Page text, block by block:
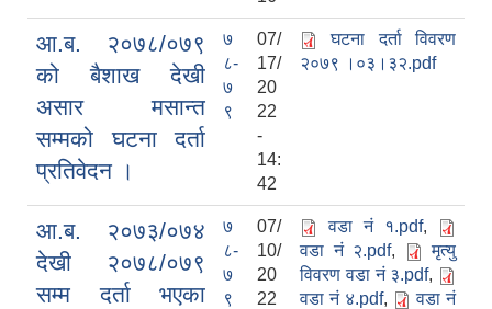
आ.ब. २०७८/०७९
को बैशाख देखी
असार मसान्त
सम्मको घटना दर्ता
प्रतिवेदन ।
७
८-
७
९
07/
17/
20
22
-
14:
42
घटना दर्ता विवरण
२०७९ ।०३।३२.pdf
आ.ब. २०७३/०७४
देखी २०७८/०७९
सम्म दर्ता भएका
७
८-
७
९
07/
10/
20
22
वडा नं १.pdf,
वडा नं २.pdf,
मृत्यु
विवरण वडा नं ३.pdf,
वडा नं ४.pdf,
वडा नं